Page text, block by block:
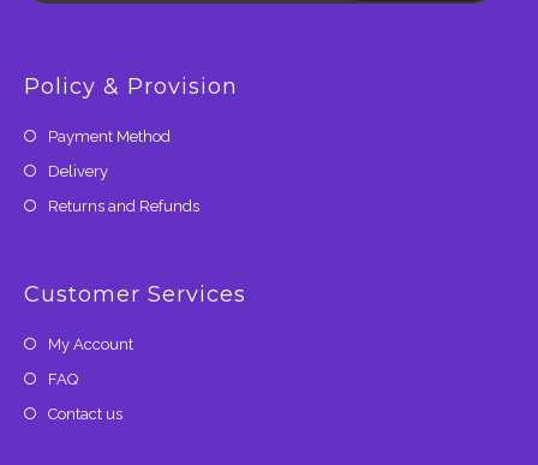
Policy & Provision
Payment Method
Delivery
Returns and Refunds
Customer Services
My Account
FAQ
Contact us